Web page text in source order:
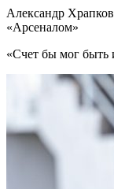
Александр
«Арсеналом»
«Счет бы мог быть